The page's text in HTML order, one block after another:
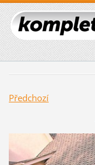
Předchozí